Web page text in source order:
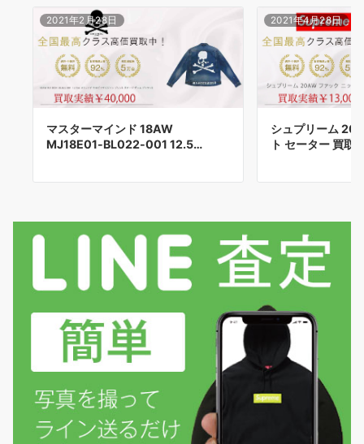
2021年2月28日
マスターマインド 18AW
MJ18E01-BL022-001 12.5…
2021年4月28日
シュプリーム
ト セーター 買取